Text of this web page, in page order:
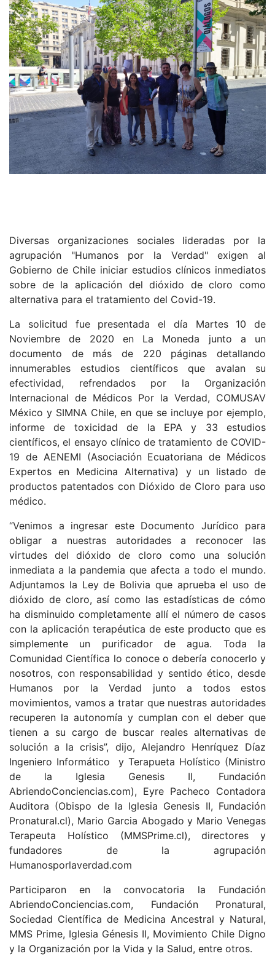
Diversas organizaciones sociales lideradas por la
agrupación "Humanos por la Verdad" exigen al
Gobierno de Chile iniciar estudios clínicos inmediatos
sobre de la aplicación del dióxido de cloro como
alternativa para el tratamiento del Covid-19.
La solicitud fue presentada el día Martes 10 de
Noviembre de 2020 en La Moneda junto a un
documento de más de 220 páginas detallando
innumerables estudios científicos que avalan su
efectividad, refrendados por la Organización
Internacional de Médicos Por la Verdad, COMUSAV
México y SIMNA Chile, en que se incluye por ejemplo,
informe de toxicidad de la EPA y 33 estudios
científicos, el ensayo clínico de tratamiento de COVID-
19 de AENEMI (Asociación Ecuatoriana de Médicos
Expertos en Medicina Alternativa) y un listado de
productos patentados con Dióxido de Cloro para uso
médico.
“Venimos a ingresar este Documento Jurídico para
obligar a nuestras autoridades a reconocer las
virtudes del dióxido de cloro como una solución
inmediata a la pandemia que afecta a todo el mundo.
Adjuntamos la Ley de Bolivia que aprueba el uso de
dióxido de cloro, así como las estadísticas de cómo
ha disminuido completamente allí el número de casos
con la aplicación terapéutica de este producto que es
simplemente un purificador de agua. Toda la
Comunidad Científica lo conoce o debería conocerlo y
nosotros, con responsabilidad y sentido ético, desde
Humanos por la Verdad junto a todos estos
movimientos, vamos a tratar que nuestras autoridades
recuperen la autonomía y cumplan con el deber que
tienen a su cargo de buscar reales alternativas de
solución a la crisis”, dijo, Alejandro Henríquez Díaz
Ingeniero Informático y Terapueta Holístico (Ministro
de la Iglesia Genesis II, Fundación
AbriendoConciencias.com), Eyre Pacheco Contadora
Auditora (Obispo de la Iglesia Genesis II, Fundación
Pronatural.cl), Mario Garcia Abogado y Mario Venegas
Terapeuta Holístico (MMSPrime.cl), directores y
fundadores de la agrupación
Humanosporlaverdad.com
Participaron en la convocatoria la Fundación
AbriendoConciencias.com, Fundación Pronatural,
Sociedad Científica de Medicina Ancestral y Natural,
MMS Prime, Iglesia Génesis II, Movimiento Chile Digno
y la Organización por la Vida y la Salud, entre otros.